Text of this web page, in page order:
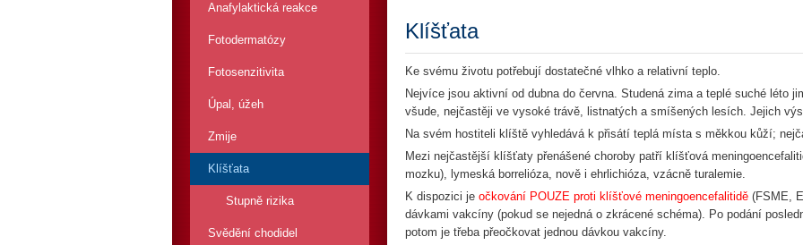
Klíšťata
Ke svému životu potřebují dostatečné vlhko a relativní teplo.
Nejvíce jsou aktivní od dubna do června. Studená zima a teplé suché léto
všude, nejčastěji ve vysoké trávě, listnatých a smíšených lesích. Jejich
Na svém hostiteli klíště vyhledává k přisátí teplá místa s měkkou kůží;
Mezi nejčastější klíšťaty přenášené choroby patří klíšťová
mozku), lymeská borrelióza, nově i ehrlichióza, vzácně turalemie.
K dispozici je očkování POUZE proti klíšťové meningoencefalitidě (FSME,
dávkami vakcíny (pokud se nejedná o zkrácené schéma). Po podání
potom je třeba přeočkovat jednou dávkou vakcíny.
Anafylaktická reakce
Fotodermatózy
Fotosenzitivita
Úpal, úžeh
Zmije
Klíšťata
Stupně rizika
Svědění chodidel